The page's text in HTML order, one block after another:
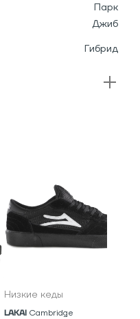
Парк
Джиб
Гибрид
Низкие кеды
LAKAI Cambridge